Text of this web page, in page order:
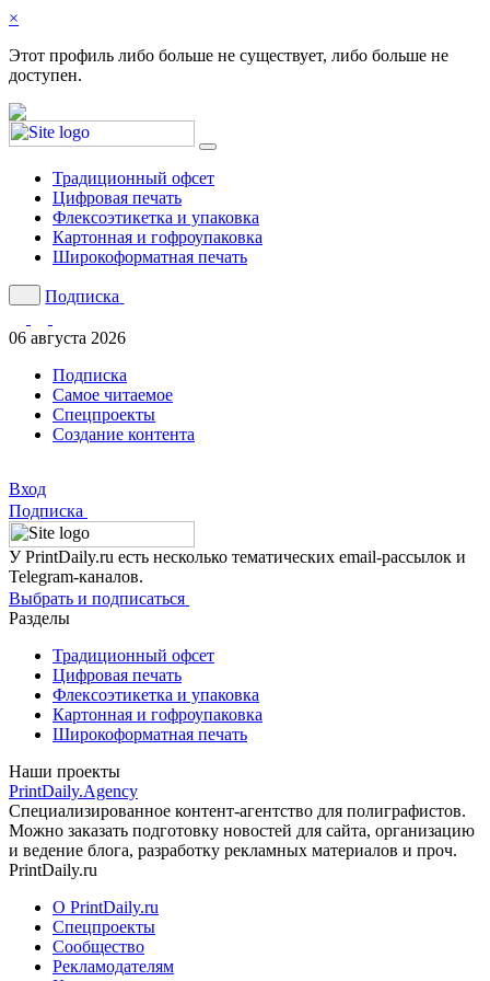
×
Этот профиль либо больше не существует, либо больше не
доступен.
Традиционный офсет
Цифровая печать
Флексоэтикетка и упаковка
Картонная и гофроупаковка
Широкоформатная печать
Подписка
06 августа 2026
Подписка
Cамое читаемое
Спецпроекты
Создание контента
Вход
Подписка
У PrintDaily.ru есть несколько тематических email-рассылок и
Telegram-каналов.
Выбрать и подписаться
Разделы
Традиционный офсет
Цифровая печать
Флексоэтикетка и упаковка
Картонная и гофроупаковка
Широкоформатная печать
Наши проекты
PrintDaily.Agency
Специализированное контент-агентство для полиграфистов.
Можно заказать подготовку новостей для сайта, организацию
и ведение блога, разработку рекламных материалов и проч.
PrintDaily.ru
О PrintDaily.ru
Спецпроекты
Сообщество
Рекламодателям